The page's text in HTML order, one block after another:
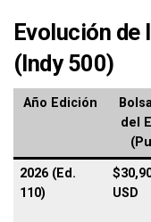
Evolución de
(Indy 500)
Año Edición
del
2026 (Ed.
110)
USD